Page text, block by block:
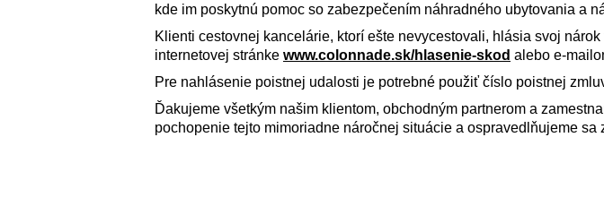
kde im poskytnú pomoc so zabezpečením náhradného ubytovania a
Klienti cestovnej kancelárie, ktorí ešte nevycestovali, hlásia svoj
internetovej stránke www.colonnade.sk/hlasenie-skod alebo e-
Pre nahlásenie poistnej udalosti je potrebné použiť číslo poistnej
Ďakujeme všetkým našim klientom, obchodným partnerom a
pochopenie tejto mimoriadne náročnej situácie a ospravedlňujeme sa